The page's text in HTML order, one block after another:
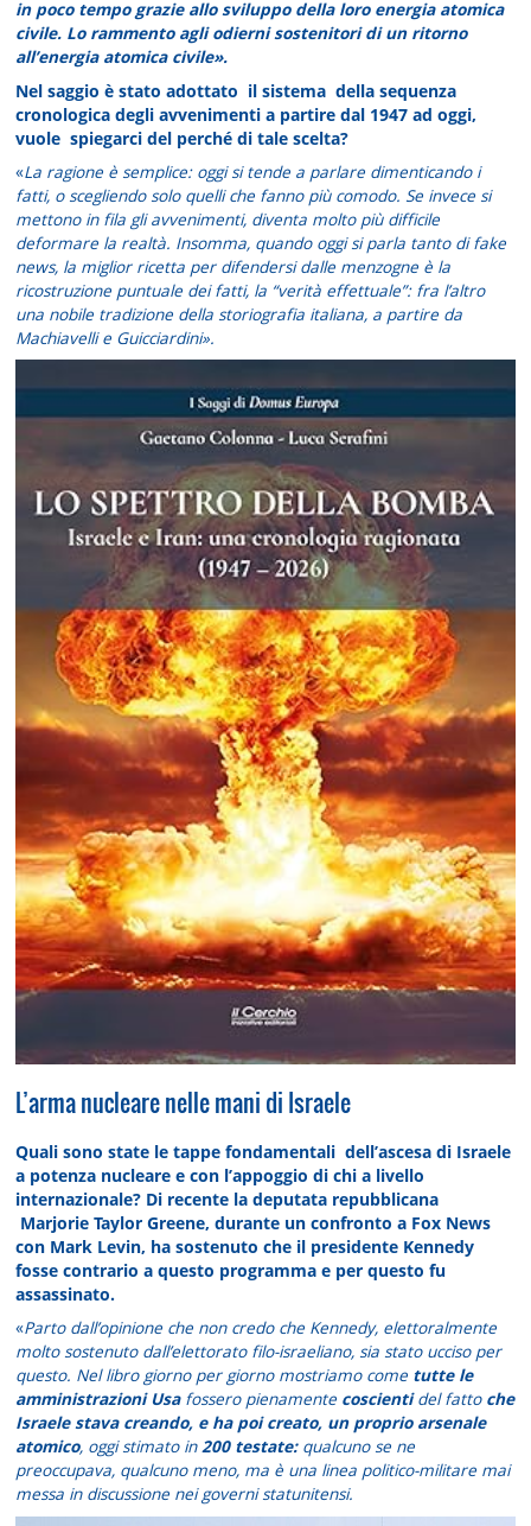
in poco tempo grazie allo sviluppo della loro energia atomica
civile. Lo rammento agli odierni sostenitori di un ritorno
all’energia atomica civile».
Nel saggio è stato adottato il sistema della sequenza
cronologica degli avvenimenti a partire dal 1947 ad oggi,
vuole spiegarci del perché di tale scelta?
«La ragione è semplice: oggi si tende a parlare dimenticando i
fatti, o scegliendo solo quelli che fanno più comodo. Se invece si
mettono in fila gli avvenimenti, diventa molto più difficile
deformare la realtà. Insomma, quando oggi si parla tanto di fake
news, la miglior ricetta per difendersi dalle menzogne è la
ricostruzione puntuale dei fatti, la “verità effettuale”: fra l’altro
una nobile tradizione della storiografia italiana, a partire da
Machiavelli e Guicciardini».
L’arma nucleare nelle mani di Israele
Quali sono state le tappe fondamentali dell’ascesa di Israele
a potenza nucleare e con l’appoggio di chi a livello
internazionale? Di recente la deputata repubblicana
Marjorie Taylor Greene, durante un confronto a Fox News
con Mark Levin, ha sostenuto che il presidente Kennedy
fosse contrario a questo programma e per questo fu
assassinato.
«Parto dall’opinione che non credo che Kennedy, elettoralmente
molto sostenuto dall’elettorato filo-israeliano, sia stato ucciso per
questo. Nel libro giorno per giorno mostriamo come tutte le
amministrazioni Usafossero pienamente coscientidel fattoche
Israele stava creando, e ha poi creato, un proprio arsenale
atomico, oggi stimato in200 testate:qualcuno se ne
preoccupava, qualcuno meno, ma è una linea politico-militare mai
messa in discussione nei governi statunitensi.